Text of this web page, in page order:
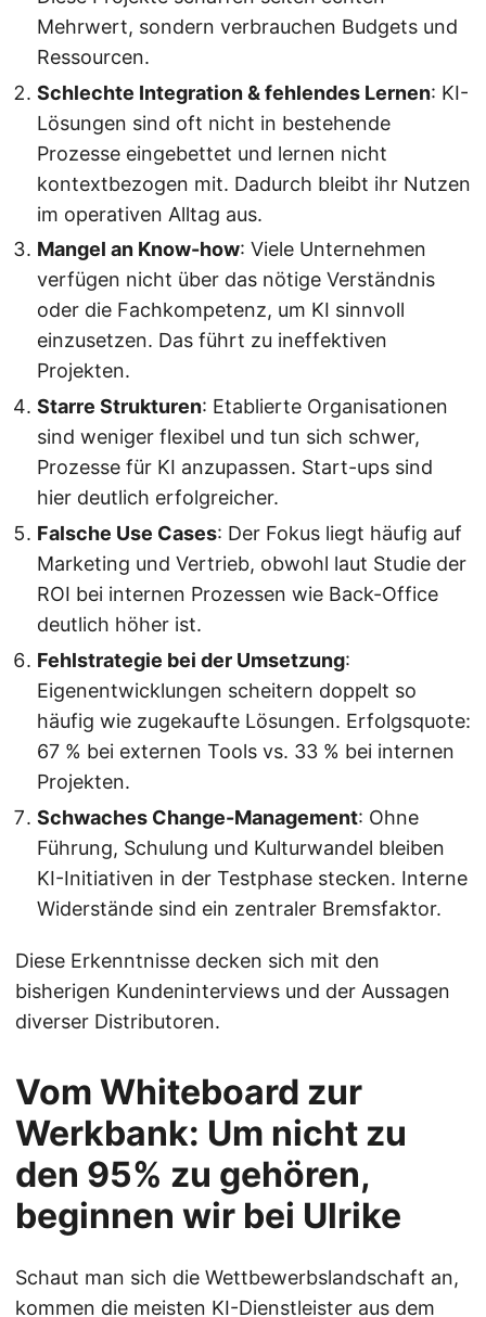
Mehrwert, sondern verbrauchen Budgets und
Ressourcen.
Schlechte Integration & fehlendes Lernen: KI-
Lösungen sind oft nicht in bestehende
Prozesse eingebettet und lernen nicht
kontextbezogen mit. Dadurch bleibt ihr Nutzen
im operativen Alltag aus.
Mangel an Know-how: Viele Unternehmen
verfügen nicht über das nötige Verständnis
oder die Fachkompetenz, um KI sinnvoll
einzusetzen. Das führt zu ineffektiven
Projekten.
Starre Strukturen: Etablierte Organisationen
sind weniger flexibel und tun sich schwer,
Prozesse für KI anzupassen. Start-ups sind
hier deutlich erfolgreicher.
Falsche Use Cases: Der Fokus liegt häufig auf
Marketing und Vertrieb, obwohl laut Studie der
ROI bei internen Prozessen wie Back-Office
deutlich höher ist.
Fehlstrategie bei der Umsetzung:
Eigenentwicklungen scheitern doppelt so
häufig wie zugekaufte Lösungen. Erfolgsquote:
67 % bei externen Tools vs. 33 % bei internen
Projekten.
Schwaches Change-Management: Ohne
Führung, Schulung und Kulturwandel bleiben
KI-Initiativen in der Testphase stecken. Interne
Widerstände sind ein zentraler Bremsfaktor.
Diese Erkenntnisse decken sich mit den
bisherigen Kundeninterviews und der Aussagen
diverser Distributoren.
Vom Whiteboard zur
Werkbank: Um nicht zu
den 95% zu gehören,
beginnen wir bei Ulrike
Schaut man sich die Wettbewerbslandschaft an,
kommen die meisten KI-Dienstleister aus dem